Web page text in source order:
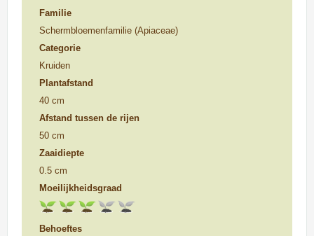
Familie
Schermbloemenfamilie (Apiaceae)
Categorie
Kruiden
Plantafstand
40 cm
Afstand tussen de rijen
50 cm
Zaaidiepte
0.5 cm
Moeilijkheidsgraad
Behoeftes